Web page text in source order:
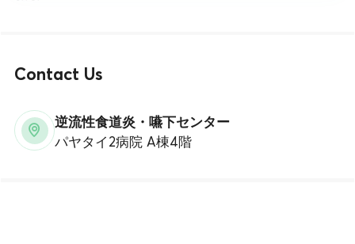
Contact Us
逆流性食道炎・嚥下センター
パヤタイ2病院 A棟4階